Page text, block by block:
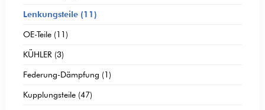
Lenkungsteile (11)
OE-Teile (11)
KÜHLER (3)
Federung-Dämpfung (1)
Kupplungsteile (47)